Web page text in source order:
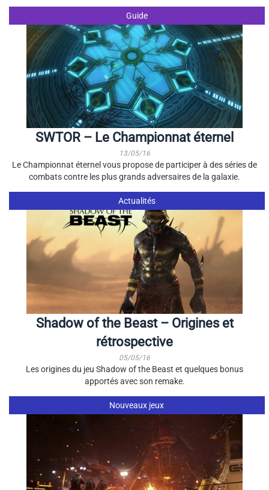
Guide
SWTOR – Le Championnat éternel
13/05/16
Le Championnat éternel vous propose de participer à des séries de
combats contre les plus grands adversaires de la galaxie.
Actualités
Shadow of the Beast – Origines et
rétrospective
05/05/16
Les origines du jeu Shadow of the Beast et quelques bonus
apportés avec son remake.
Nouveaux jeux